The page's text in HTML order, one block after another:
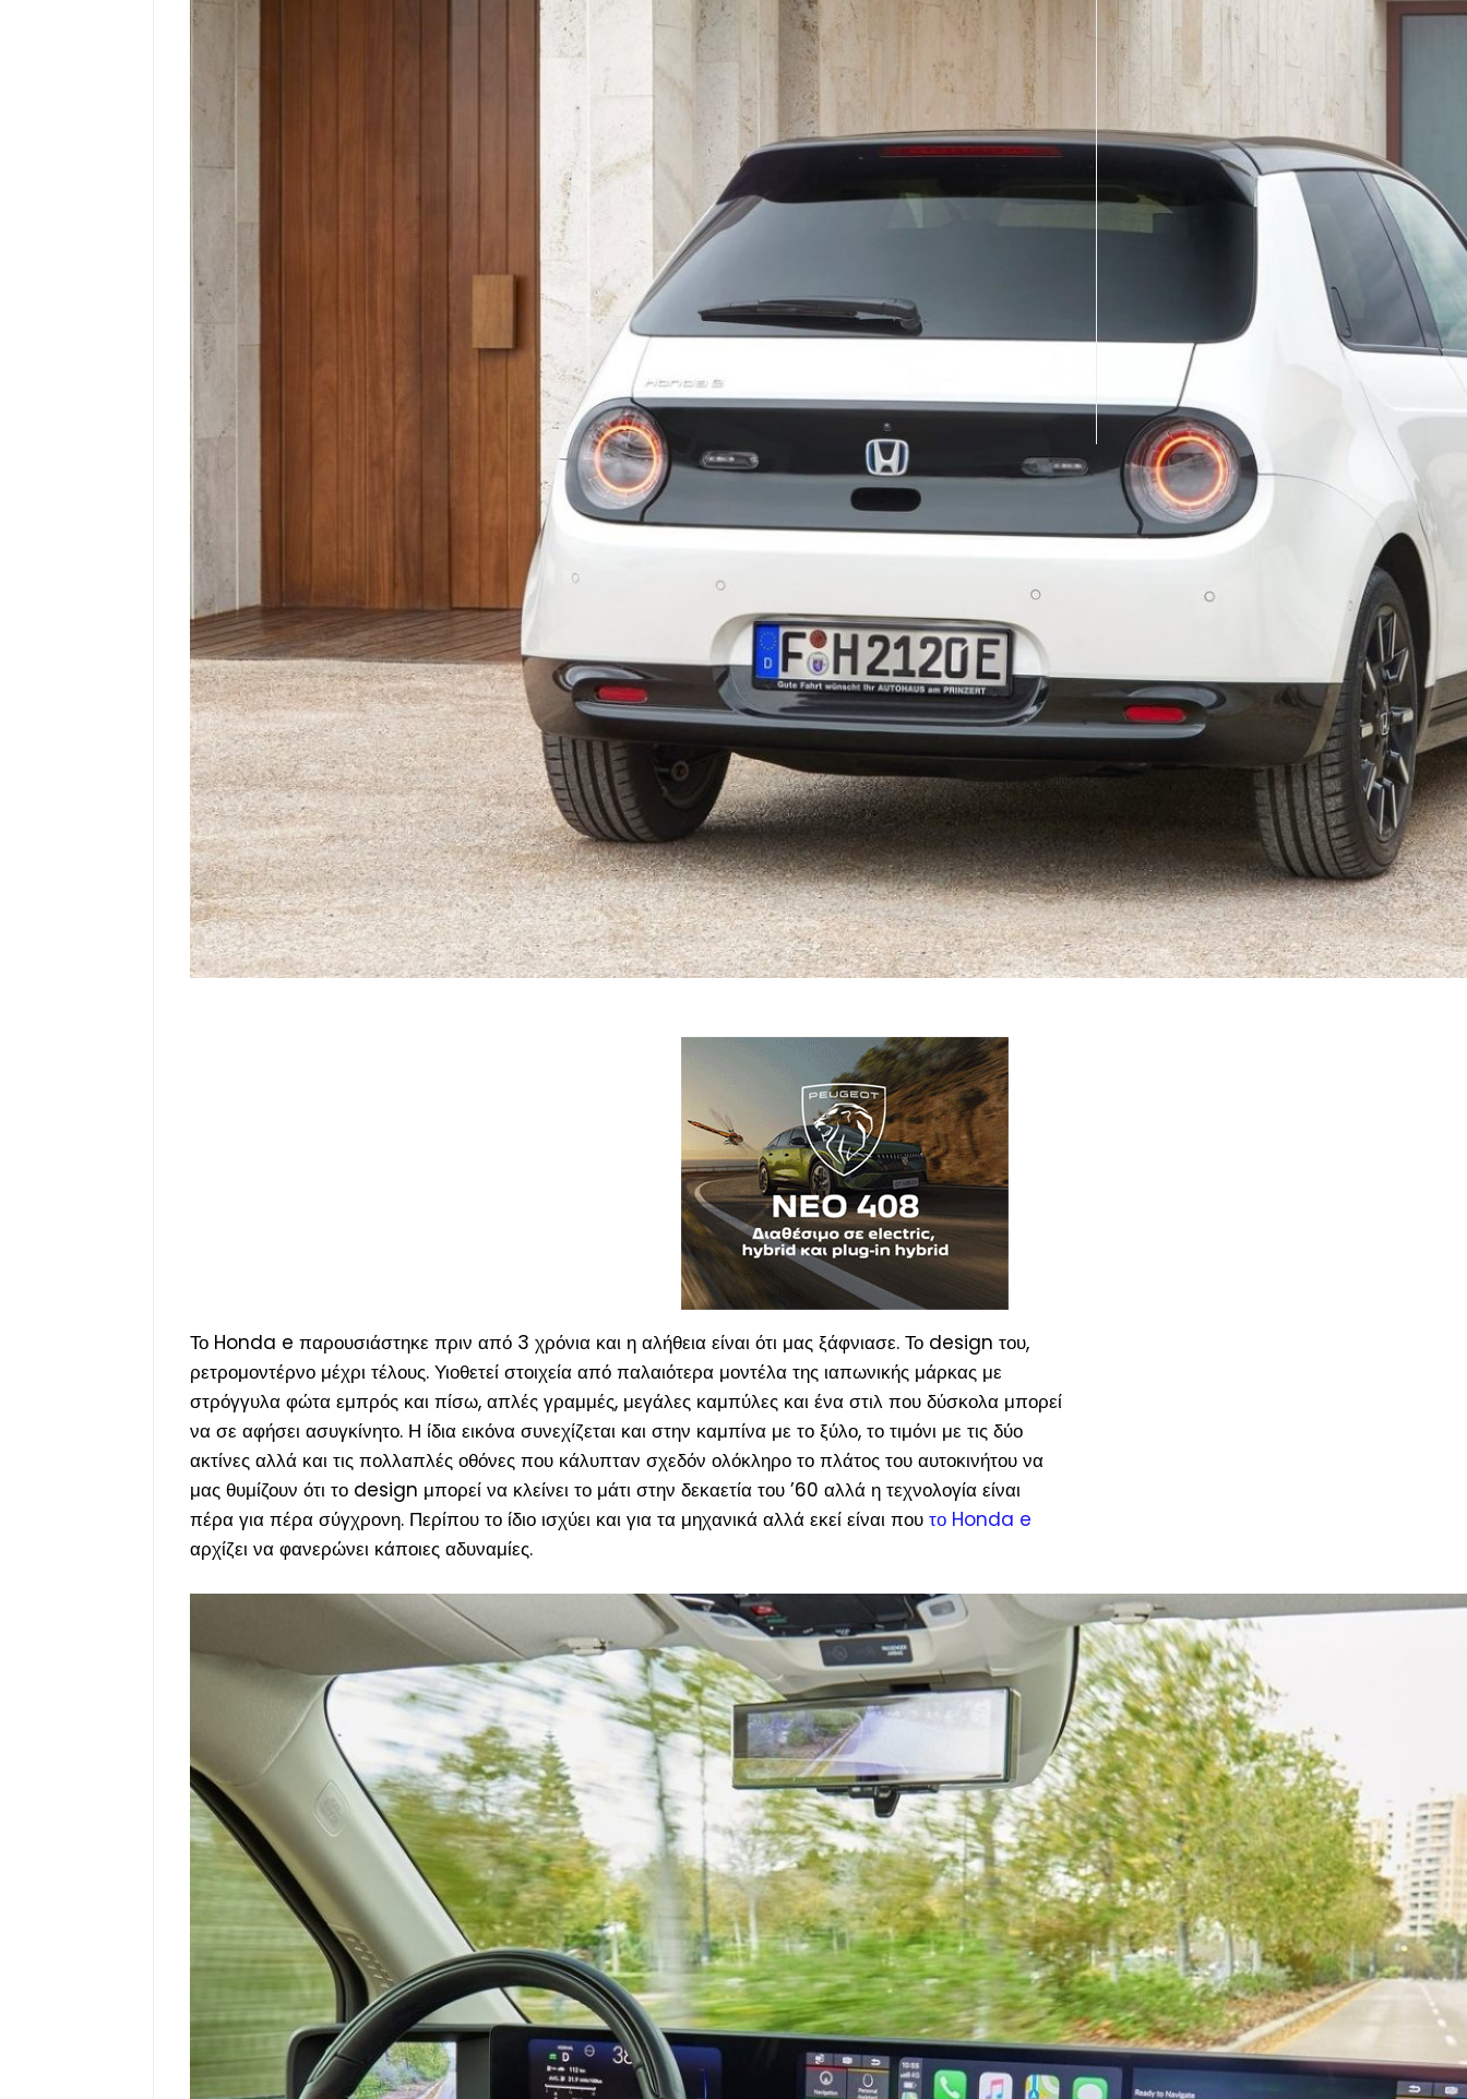
Το Honda e παρουσιάστηκε πριν από 3 χρόνια και η αλήθεια είναι ότι μας ξάφνιασε. Το design του,
ρετρομοντέρνο μέχρι τέλους. Υιοθετεί στοιχεία από παλαιότερα μοντέλα της ιαπωνικής μάρκας με
στρόγγυλα φώτα εμπρός και πίσω, απλές γραμμές, μεγάλες καμπύλες και ένα στιλ που δύσκολα μπορεί
να σε αφήσει ασυγκίνητο. Η ίδια εικόνα συνεχίζεται και στην καμπίνα με το ξύλο, το τιμόνι με τις δύο
ακτίνες αλλά και τις πολλαπλές οθόνες που κάλυπταν σχεδόν ολόκληρο το πλάτος του αυτοκινήτου να
μας θυμίζουν ότι το design μπορεί να κλείνει το μάτι στην δεκαετία του ’60 αλλά η τεχνολογία είναι
πέρα για πέρα σύγχρονη. Περίπου το ίδιο ισχύει και για τα μηχανικά αλλά εκεί είναι που το Honda e
αρχίζει να φανερώνει κάποιες αδυναμίες.